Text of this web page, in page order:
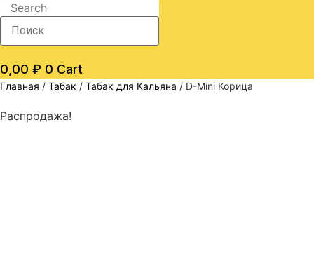
Search
0,00 ₽ 0 Cart
Главная / Табак / Табак для Кальяна / D-Mini Корица
Распродажа!